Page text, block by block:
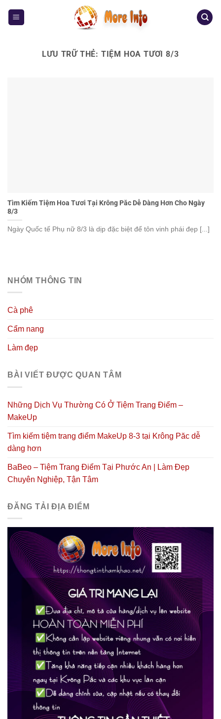
LƯU TRỮ THẺ: TIỆM HOA TƯƠI 8/3
Tìm Kiếm Tiệm Hoa Tươi Tại Krông Păc Dễ Dàng Hơn Cho Ngày
8/3
Ngày Quốc tế Phụ nữ 8/3 là dịp đặc biệt để tôn vinh phái đẹp [...]
NHÓM THÔNG TIN
Cà phê
Cẩm nang
Làm đẹp
BÀI VIẾT ĐƯỢC QUAN TÂM
Những Dịch Vụ Thường Có Ở Tiệm Trang Điểm –
MakeUp
Tìm kiếm tiệm trang điểm MakeUp 8-3 tại Krông Păc dễ
dàng hơn
BaBeo – Tiệm Trang Điểm Tại Phước An | Làm Đẹp
Chuyên Nghiệp, Tận Tâm
ĐĂNG TẢI ĐỊA ĐIỂM